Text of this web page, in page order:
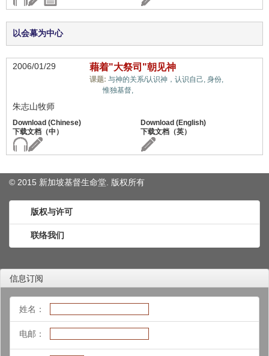
以会幕为中心
2006/01/29 藉着"大祭司"朝见神
课题: 与神的关系/认识神，认识自己, 身份,
秘,惟独基督,
朱志山牧师
© 2015 新加坡基督生命堂. 版权所有
版权与许可
联络我们
信息订阅
姓名：
电邮：